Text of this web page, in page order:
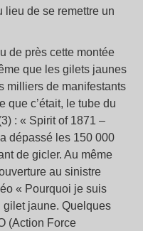
lieu de se remettre un
de près cette montée
que les gilets jaunes
milliers de manifestants
que c’était, le tube du
: « Spirit of 1871 –
dépassé les 150 000
de gicler. Au même
au sinistre
« Pourquoi je suis
gilet jaune. Quelques
(Action Force